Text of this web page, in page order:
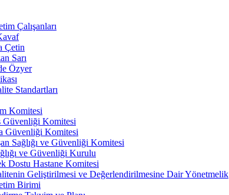
Çalışanları
Çetin
Sarı
Özyer
Standartları
Komitesi
Güvenliği Komitesi
Güvenliği Komitesi
Sağlığı ve Güvenliği Komitesi
ve Güvenliği Kurulu
Dostu Hastane Komitesi
Geliştirilmesi ve Değerlendirilmesine Dair Yönetmelik
Birimi